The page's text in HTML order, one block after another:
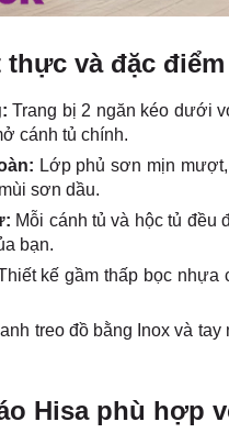
và đặc
Trang bị 2 ngăn kéo dưới
cánh tủ chính.
Lớp phủ sơn mịn
sơn dầu.
Mỗi cánh tủ và hộc tủ đều
bạn.
kế gầm thấp bọc
treo đồ bằng Inox và
Hisa phù hợp